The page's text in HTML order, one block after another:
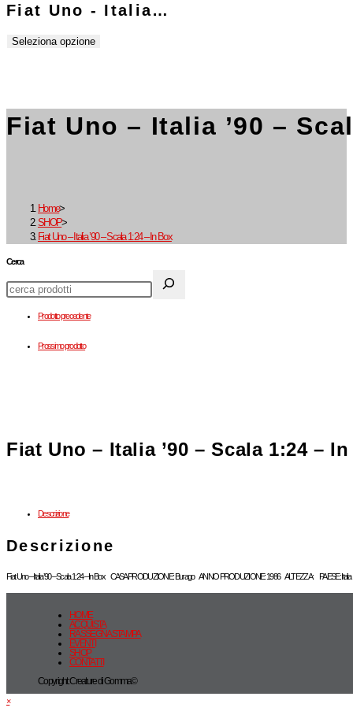
Fiat Uno - Italia…
Seleziona opzione
Fiat Uno – Italia ’90 –
Home>
SHOP>
Fiat Uno – Italia ’90 – Scala 1:24 – In Box
Cerca
Prodotto precedente
Prossimo prodotto
Fiat Uno – Italia ’90 – Scala 1:24 –
Descrizione
Descrizione
Fiat Uno – Italia ’90 – Scala 1:24 – In Box CASA PRODUZIONE: Burago ANNO PRODUZIONE: 1986 ALTEZZA: PAESE: Italia
HOME
ACQUISTA
RASSEGNA STAMPA
EVENTI
SHOP
CONTATTI
Copyright: Creature di Gomma©
×